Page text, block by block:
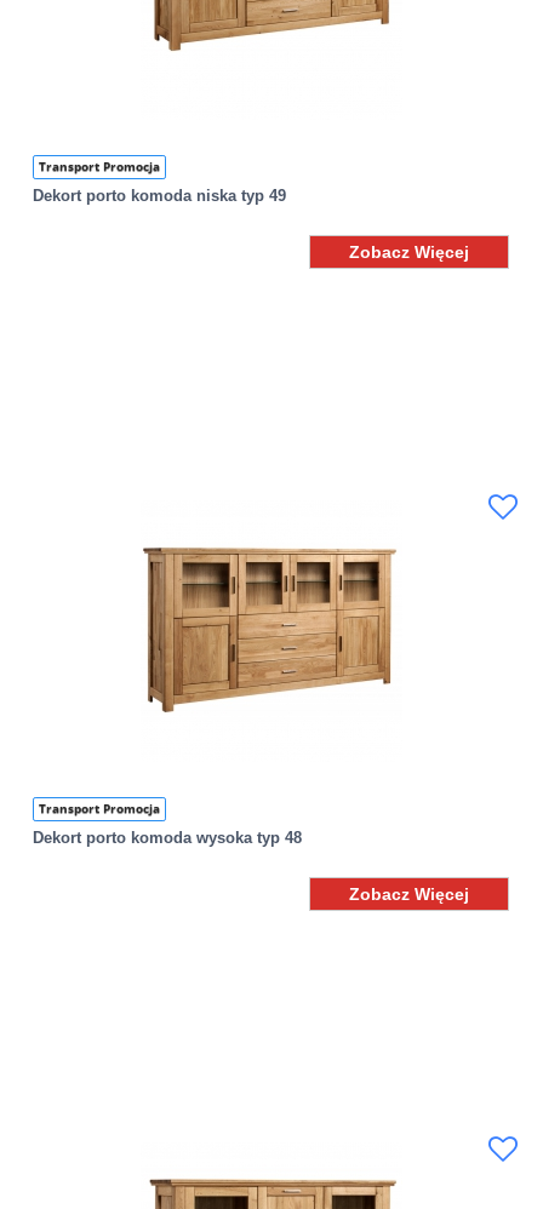
Transport Promocja
Dekort porto komoda niska typ 49
Zobacz Więcej
Transport Promocja
Dekort porto komoda wysoka typ 48
Zobacz Więcej